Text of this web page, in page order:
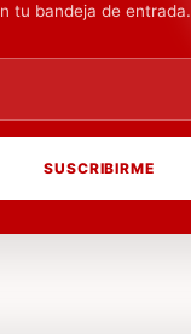
tu bandeja de entrada.
SUSCRIBIRME